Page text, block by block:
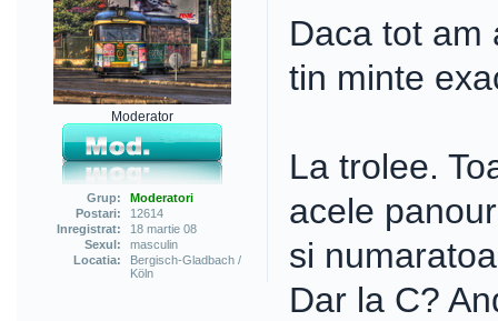
Moderator
Grup:
Moderatori
Postari:
12614
Inregistrat:
18 martie 08
Sexul:
masculin
Locatia:
Bergisch-Gladbach /
Köln
Daca tot am
tin minte
La trolee.
acele
si
Dar la C?